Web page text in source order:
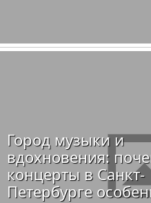
Город музыки и
вдохновения:
концерты в Санкт-
Петербурге